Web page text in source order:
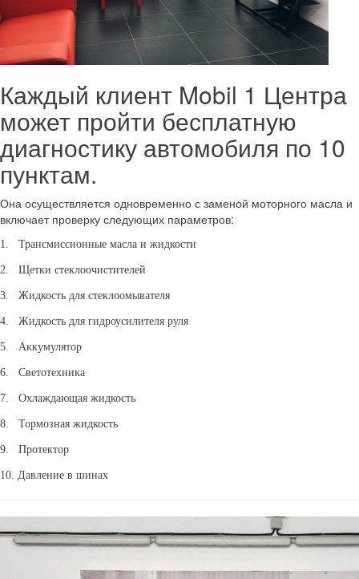
Каждый клиент Mobil 1 Центра
может пройти бесплатную
диагностику автомобиля по 10
пунктам.
Она осуществляется одновременно с заменой моторного масла и
включает проверку следующих параметров:
1. Трансмиссионные масла и жидкости
2. Щетки стеклоочистителей
3. Жидкость для стеклоомывателя
4. Жидкость для гидроусилителя руля
5. Аккумулятор
6. Светотехника
7. Охлаждающая жидкость
8. Тормозная жидкость
9. Протектор
10. Давление в шинах